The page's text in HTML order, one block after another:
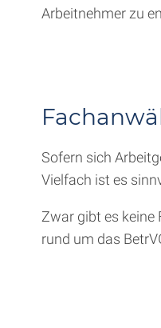
Arbeitnehmer zu
Sofern sich
Vielfach ist es
Zwar gibt es
rund um das